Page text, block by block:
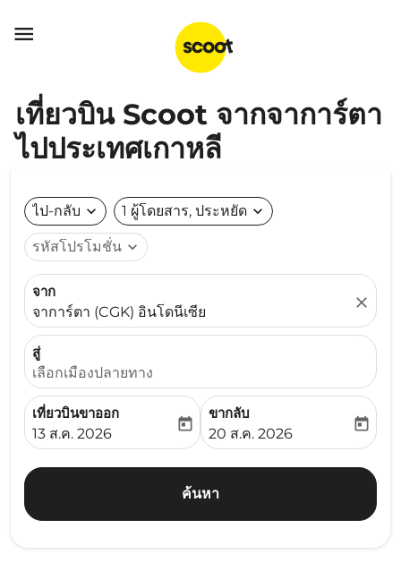

เที่ยวบิน Scoot จากจาการ์ตา
ไปประเทศเกาหลี
ไป-กลับ expand_more 1 ผู้โดยสาร, ประหยัด expand_more
รหัสโปรโมชั่น expand_more
จาก
จาการ์ตา (CGK) อินโดนีเซีย
close
สู่
เลือกเมืองปลายทาง
เที่ยวบินขาออก
fc-booking-departure-date-aria-label
13 ส.ค. 2026
today
ขากลับ
fc-booking-return-date-
20 ส.ค. 2026
today
ค้นหา